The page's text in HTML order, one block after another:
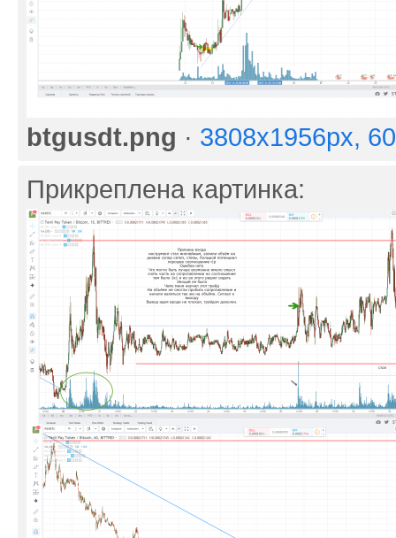
btgusdt.png · 3808x1956px,
Прикреплена картинка: